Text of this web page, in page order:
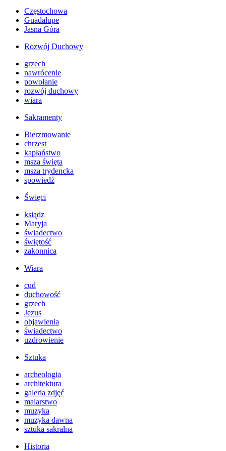
Częstochowa
Guadalupe
Jasna Góra
Rozwój Duchowy
grzech
nawrócenie
powołanie
rozwój duchowy
wiara
Sakramenty
Bierzmowanie
chrzest
kapłaństwo
msza święta
msza trydencka
spowiedź
Święci
ksiądz
Maryja
świadectwo
świętość
zakonnica
Wiara
cud
duchowość
grzech
Jezus
objawienia
świadectwo
uzdrowienie
Sztuka
archeologia
architektura
galeria zdjęć
malarstwo
muzyka
muzyka dawna
sztuka sakralna
Historia